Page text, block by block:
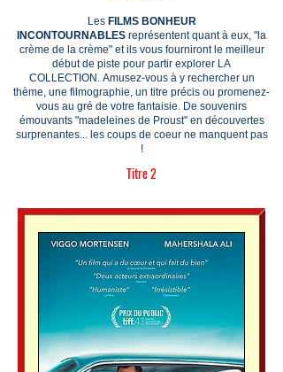
Les FILMS BONHEUR
INCONTOURNABLES représentent quant à eux, "la
crème de la crème" et ils vous fourniront le meilleur
début de piste pour partir explorer LA
COLLECTION. Amusez-vous à y rechercher un
thème, une filmographie, un titre précis ou promenez-
vous au gré de votre fantaisie. De souvenirs
émouvants "madeleines de Proust" en découvertes
surprenantes... les coups de coeur ne manquent pas
!
Titre 2